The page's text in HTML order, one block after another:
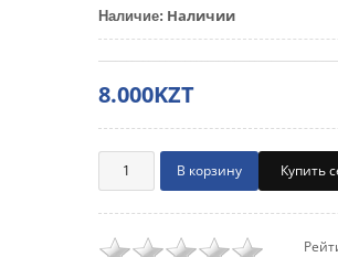
Наличие: Наличии
8.000KZT
Купить